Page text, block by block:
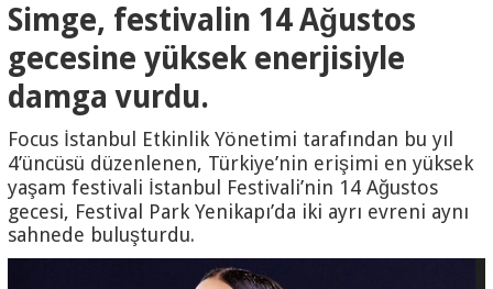
Simge, festivalin 14 Ağustos
gecesine yüksek enerjisiyle
damga vurdu.
Focus İstanbul Etkinlik Yönetimi tarafından bu yıl
4’üncüsü düzenlenen, Türkiye’nin erişimi en yüksek
yaşam festivali İstanbul Festivali’nin 14 Ağustos
gecesi, Festival Park Yenikapı’da iki ayrı evreni aynı
sahnede buluşturdu.